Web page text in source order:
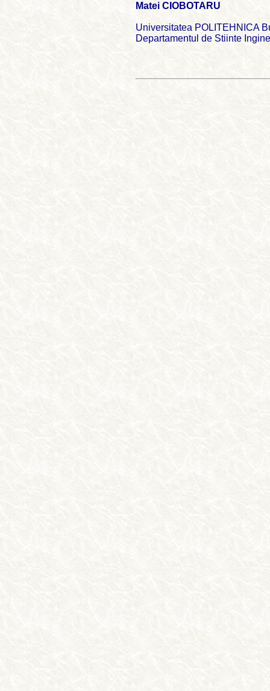
Matei CIOBOTARU
Universitatea POLITEHNICA
Departamentul de Stiinte